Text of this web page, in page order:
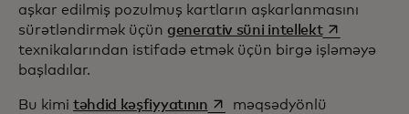
aşkar edilmiş pozulmuş kartların aşkarlanmasını
sürətləndirmək üçün generativ süni intellektopens in a
texnikalarından istifadə etmək üçün birgə işləməyə
başladılar.
Bu kimi təhdid kəşfiyyatınınopens in a new tab
məqsədyönlü